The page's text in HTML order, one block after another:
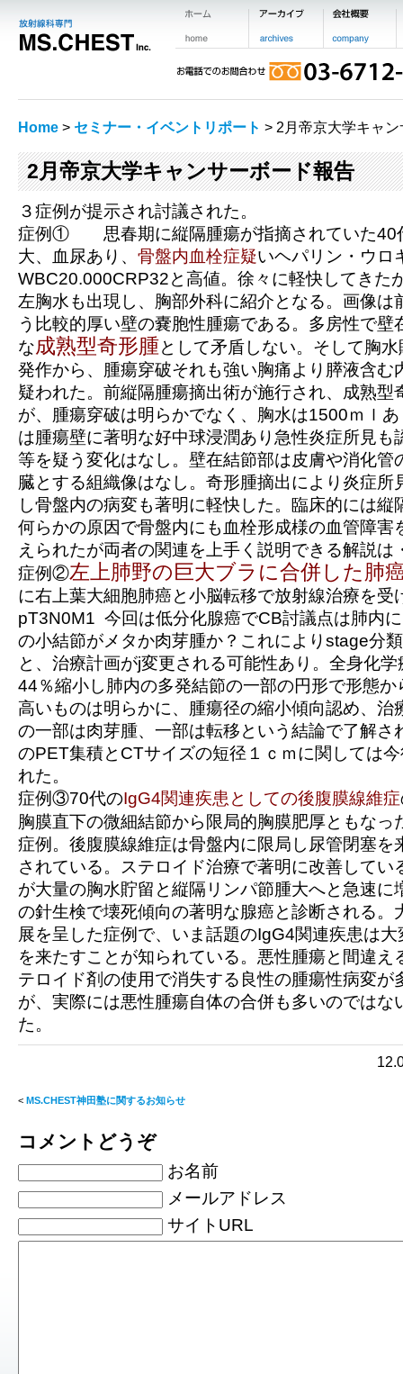
Home > セミナー・イベントリポート > 2月帝京大学キャ
2月帝京大学キャンサーボード報告
３症例が提示され討議された。
症例① 思春期に縦隔腫瘍が指摘されていた40
大、血尿あり、 骨盤内血栓症疑いヘパリン・ウロ
WBC20.000CRP32と高値。徐々に軽快してきた
左胸水も出現し、胸部外科に紹介となる。画像は
う比較的厚い壁の嚢胞性腫瘍である。多房性で壁
な成熟型奇形腫として矛盾しない。そして胸
発作から、腫瘍穿破それも強い胸痛より膵液含む
疑われた。前縦隔腫瘍摘出術が施行され、成熟型
が、腫瘍穿破は明らかでなく、胸水は1500ｍｌ
は腫瘍壁に著明な好中球浸潤あり急性炎症所見も
等を疑う変化はなし。壁在結節部は皮膚や消化管
臓とする組織像はなし。奇形腫摘出により炎症所
し骨盤内の病変も著明に軽快した。臨床的には縦
何らかの原因で骨盤内にも血栓形成様の血管障害
えられたが両者の関連を上手く説明できる解説は
症例②左上肺野の巨大ブラに合併した肺
に右上葉大細胞肺癌と小脳転移で放射線治療を受
pT3N0M1 今回は低分化腺癌でCB討議点は肺内
の小結節がメタか肉芽腫か？これによりstage分
と、治療計画がj変更される可能性あり。全身化
44％縮小し肺内の多発結節の一部の円形で形態か
高いものは明らかに、腫瘍径の縮小傾向認め、治
の一部は肉芽腫、一部は転移という結論で了解さ
のPET集積とCTサイズの短径１ｃｍに関しては
れた。
症例③70代のIgG4関連疾患としての後腹膜線維症
胸膜直下の微細結節から限局的胸膜肥厚ともなっ
症例。後腹膜線維症は骨盤内に限局し尿管閉塞を
されている。ステロイド治療で著明に改善してい
が大量の胸水貯留と縦隔リンパ節腫大へと急速に
の針生検で壊死傾向の著明な腺癌と診断される。
展を呈した症例で、いま話題のIgG4関連疾患は
を来たすことが知られている。悪性腫瘍と間違え
テロイド剤の使用で消失する良性の腫瘍性病変が
が、実際には悪性腫瘍自体の合併も多いのではな
た。
< MS.CHEST神田塾に関するお知らせ
コメントどうぞ
お名前
メールアドレス
サイトURL